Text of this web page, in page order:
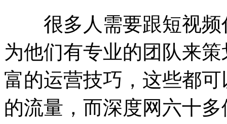
很多人需要跟短视频
为他们有专业的团队来
富的运营技巧，这些都
的流量，而深度网六十